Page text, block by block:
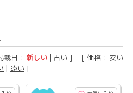
日： 新しい | 古い ] [ 価格： 安い
| 遠い ]